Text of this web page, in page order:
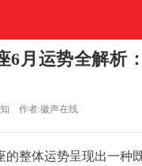
6月运势全解析
作者:徽声在线
的整体运势呈现出一种